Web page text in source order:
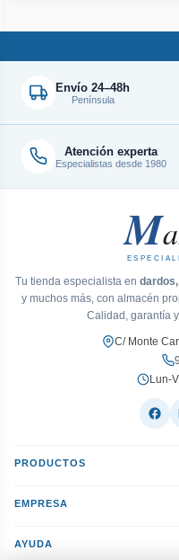
Envío 24–48h
Península
Atención experta
Especialistas desde 1980
M
Tu tienda especialista en
y muchos más, con almacén
Calidad, garantía
C/ Monte
Lun-
PRODUCTOS
EMPRESA
AYUDA